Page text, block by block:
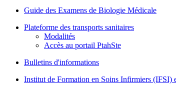
Guide des Examens de Biologie Médicale
Plateforme des transports sanitaires
Modalités
Accès au portail PtahSte
Bulletins d'informations
Institut de Formation en Soins Infirmiers